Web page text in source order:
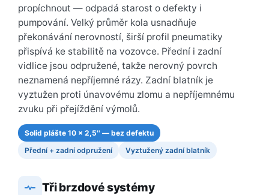
propíchnout — odpadá starost o defekty i
pumpování. Velký průměr kola usnadňuje
překonávání nerovností, širší profil pneumatiky
přispívá ke stabilitě na vozovce. Přední i zadní
vidlice jsou odpružené, takže nerovný povrch
neznamená nepříjemné rázy. Zadní blatník je
vyztužen proti únavovému zlomu a nepříjemnému
zvuku při přejíždění výmolů.
Solid plášte 10 × 2,5'' — bez defektu
Přední + zadní odpružení
Vyztužený zadní blatník
Tři brzdové systémy